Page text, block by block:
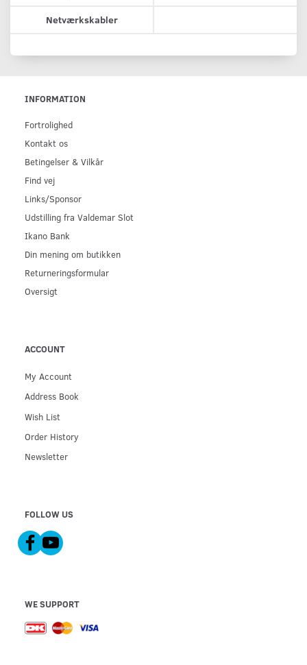
Netværkskabler
INFORMATION
Fortrolighed
Kontakt os
Betingelser & Vilkår
Find vej
Links/Sponsor
Udstilling fra Valdemar Slot
Ikano Bank
Din mening om butikken
Returneringsformular
Oversigt
ACCOUNT
My Account
Address Book
Wish List
Order History
Newsletter
FOLLOW US
WE SUPPORT